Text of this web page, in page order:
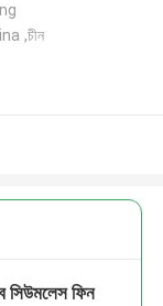
,চীন
সিউমলেস ফিন